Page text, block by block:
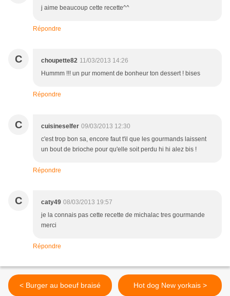
j aime beaucoup cette recette^^
Répondre
C choupette82 11/03/2013 14:26
Hummm !!! un pur moment de bonheur ton dessert ! bises
Répondre
C cuisineselfer 09/03/2013 12:30
c'est trop bon sa, encore faut t'il que les gourmands laissent
un bout de brioche pour qu'elle soit perdu hi hi alez bis !
Répondre
C caty49 08/03/2013 19:57
je la connais pas cette recette de michalac tres gourmande
merci
Répondre
< Burger au boeuf braisé Hot dog New yorkais >